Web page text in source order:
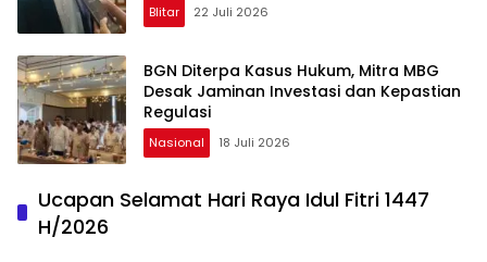
Blitar 22 Juli 2026
BGN Diterpa Kasus Hukum, Mitra MBG
Desak Jaminan Investasi dan Kepastian
Regulasi
Nasional 18 Juli 2026
Ucapan Selamat Hari Raya Idul Fitri 1447
H/2026